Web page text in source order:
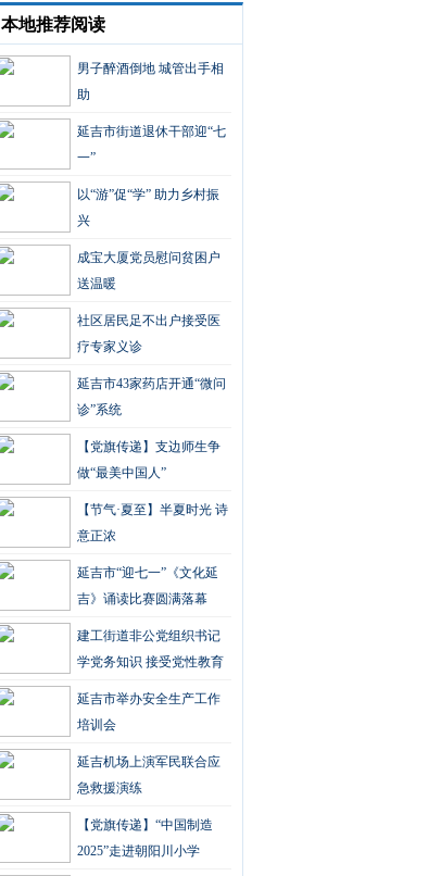
本地推荐阅读
男子醉酒倒地 城管出手相
助
延吉市街道退休干部迎“七
一”
以“游”促“学” 助力乡村振
兴
成宝大厦党员慰问贫困户
送温暖
社区居民足不出户接受医
疗专家义诊
延吉市43家药店开通“微问
诊”系统
【党旗传递】支边师生争
做“最美中国人”
【节气·夏至】半夏时光 诗
意正浓
延吉市“迎七一”《文化延
吉》诵读比赛圆满落幕
建工街道非公党组织书记
学党务知识 接受党性教育
延吉市举办安全生产工作
培训会
延吉机场上演军民联合应
急救援演练
【党旗传递】“中国制造
2025”走进朝阳川小学